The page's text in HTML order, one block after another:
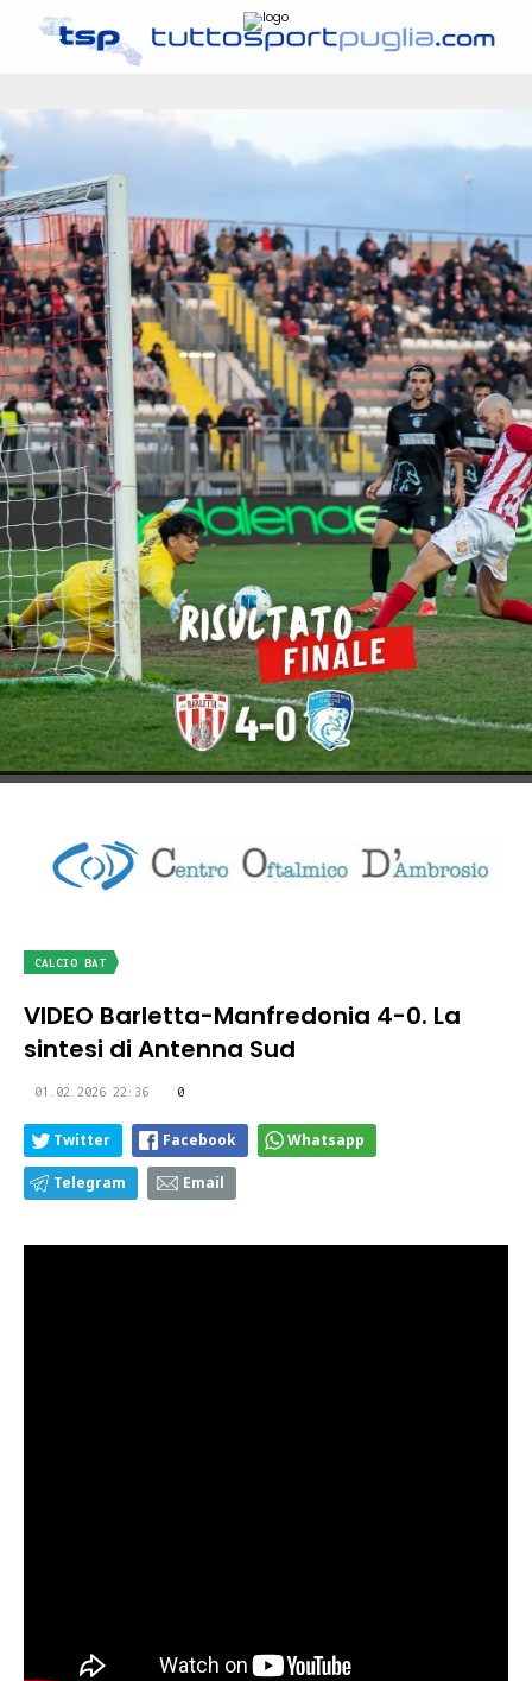
CALCIO BAT
VIDEO Barletta-Manfredonia 4-0. La
sintesi di Antenna Sud
01.02.2026 22:36 0
Twitter Facebook Whatsapp
Telegram Email